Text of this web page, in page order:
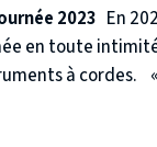
2023 En
en toute
à cordes.
Paris et
est actuellement